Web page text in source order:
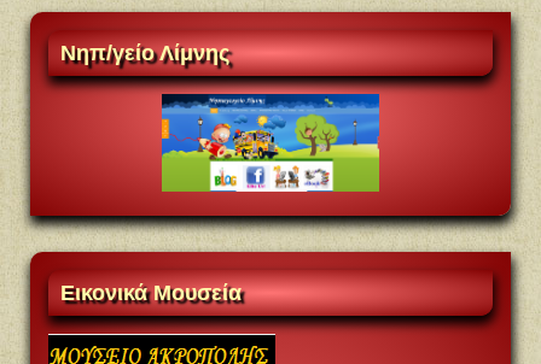
Νηπ/γείοΛίμνης
EικονικάMουσεία